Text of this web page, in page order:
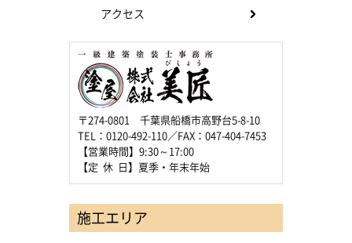
アクセス
〒274-0801 千葉県船橋市高野台5-8-10
TEL：0120-492-110／FAX：047-404-7453
【営業時間】9:30～17:00
【定 休 日】夏季・年末年始
施工エリア